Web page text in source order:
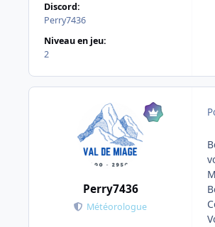
Discord:
Perry7436
Niveau en jeu:
2
Perry7436
Météorologue